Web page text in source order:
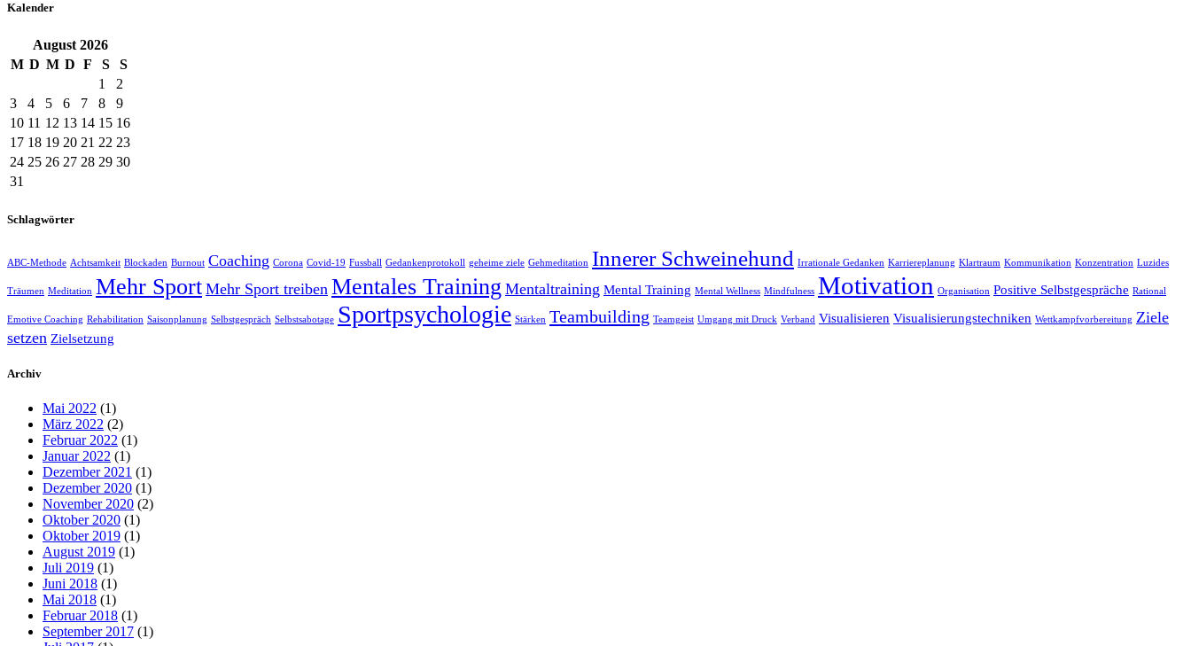
Kalender
August 2026
M D M D F S
S
1
2
3
4 5 6 7 8
9
10 11 12 13 14 15 16
17 18 19 20 21 22 23
24 25 26 27 28 29 30
31
Schlagwörter
ABC-Methode Achtsamkeit Blockaden Burnout Coaching Corona Covid-19 Fussball Gedankenprotokoll geheime ziele Gehmeditation Innerer Schweinehund Irrationale Gedanken Karriereplanung Klartraum Kommunikation Konzentration Luzides
Träumen Meditation Mehr Sport Mehr Sport treiben Mentales Training Mentaltraining Mental Training Mental Wellness Mindfulness Motivation Organisation Positive Selbstgespräche Rational
Emotive Coaching Rehabilitation Saisonplanung Selbstgespräch Selbstsabotage Sportpsychologie Stärken Teambuilding Teamgeist Umgang mit Druck Verband Visualisieren Visualisierungstechniken Wettkampfvorbereitung Ziele
setzen Zielsetzung
Archiv
Mai 2022 (1)
März 2022 (2)
Februar 2022 (1)
Januar 2022 (1)
Dezember 2021 (1)
Dezember 2020 (1)
November 2020 (2)
Oktober 2020 (1)
Oktober 2019 (1)
August 2019 (1)
Juli 2019 (1)
Juni 2018 (1)
Mai 2018 (1)
Februar 2018 (1)
September 2017 (1)